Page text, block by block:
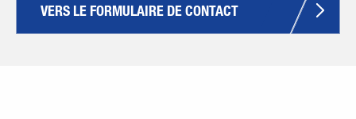
VERS LE FORMULAIRE DE CONTACT